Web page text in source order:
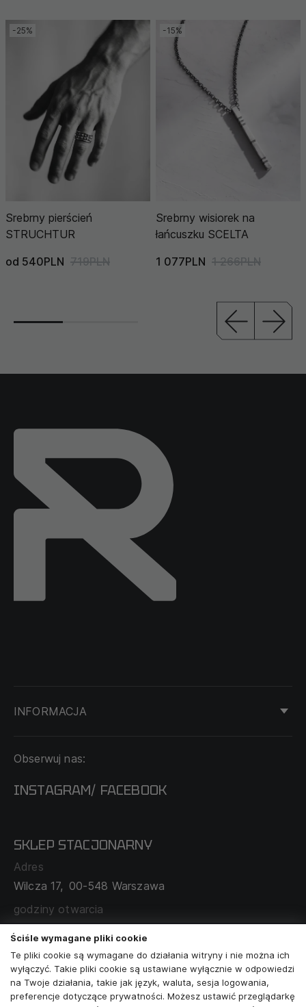
-25%
Srebrny pierścień
STRUCHTUR
od 540PLN 719PLN
-15%
Srebrny wisiorek na
łańcuszku SCELTA
1 077PLN 1 266PLN
INFORMACJA
DOSTAWA I PŁATNOŚĆ
O NAS
MAPA SERWISU
ZAMÓWIENIA KORPORACYJNE
WSPÓŁPRACA Z PARTNERAMI
Obserwuj nas:
INSTAGRAM/ FACEBOOK
SKLEP STACJONARNY
Adres
Wilcza 17, 00-548 Warszawa
godziny otwarcia
poniedziałek - sobota: 11:00 - 19:00
Skontaktuj się z nami
+48573581161
Ściśle wymagane pliki cookie
Te pliki cookie są wymagane do działania witryny i nie można ich
wyłączyć. Takie pliki cookie są ustawiane wyłącznie w odpowiedzi
na Twoje działania, takie jak język, waluta, sesja logowania,
preferencje dotyczące prywatności. Możesz ustawić przeglądarkę